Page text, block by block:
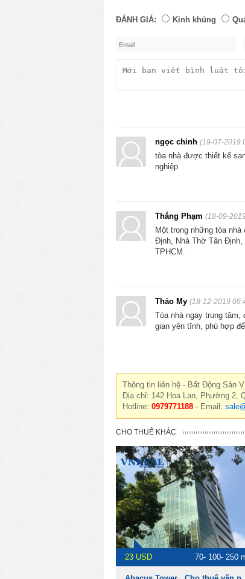
ĐÁNH GIÁ: Kinh khủng
ngọc chinh (19-07-2019
tòa nhà được thiết kế
nghiệp
Thắng Phạm (18-09-
Một trong những tòa
Định, Nhà Thờ Tân
TPHCM.
Thảo My (18-12-2019
Tòa nhà ngay trung
gian yên tĩnh, phù hợp
Thông tin liên hệ - Bất Động Sản
Địa chỉ: 142 Hoa Lan, Phường 2,
Hotline: 0979771188 - Email:
CHO THUÊ KHÁC
23 USD 70- 100- 250